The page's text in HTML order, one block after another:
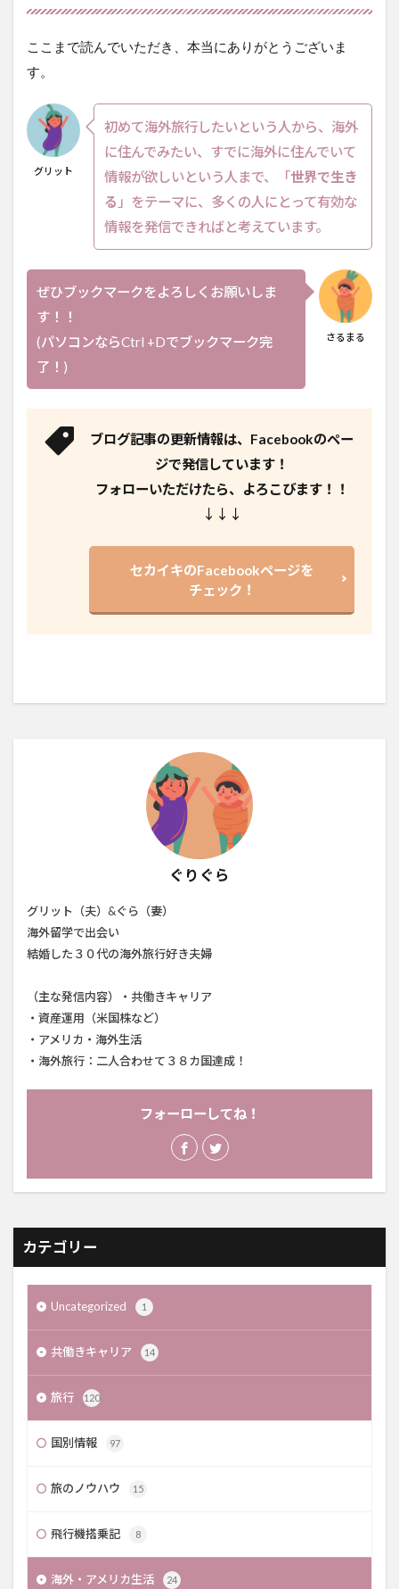
ここまで読んでいただき、本当にありがとうございま
す。
グリット
初めて海外旅行したいという人から、海外
に住んでみたい、すでに海外に住んでいて
情報が欲しいという人まで、「世界で生き
る 」をテーマに、多くの人にとって有効な
情報を発信できればと考えています。
さるまる
ぜひブックマークをよろしくお願いしま
す！！
(パソコンならCtrl +Dでブックマーク完
了！)
ブログ記事の更新情報は、Facebookのペー
ジで発信しています！
フォローいただけたら、よろこびます！！
↓↓↓
セカイキのFacebookページを
チェック！
ぐりぐら
グリット（夫）&ぐら（妻）
海外留学で出会い
結婚した３０代の海外旅行好き夫婦
（主な発信内容）・共働きキャリア
・資産運用（米国株など）
・アメリカ・海外生活
・海外旅行：二人合わせて３８カ国達成！
フォーローしてね！
カテゴリー
Uncategorized 1
共働きキャリア 14
旅行 120
国別情報 97
旅のノウハウ 15
飛行機搭乗記 8
海外・アメリカ生活 24